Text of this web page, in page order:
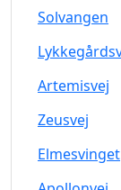
Solvangen
Artemisvej
Zeusvej
Elmesvinget